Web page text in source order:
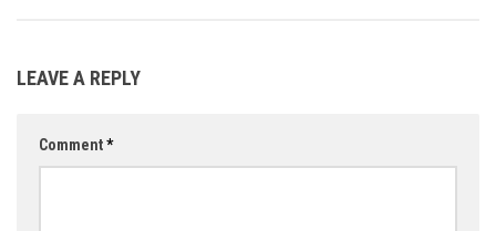
LEAVE A REPLY
Comment*